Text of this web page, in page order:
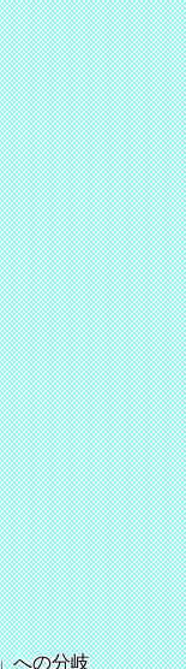
への分岐